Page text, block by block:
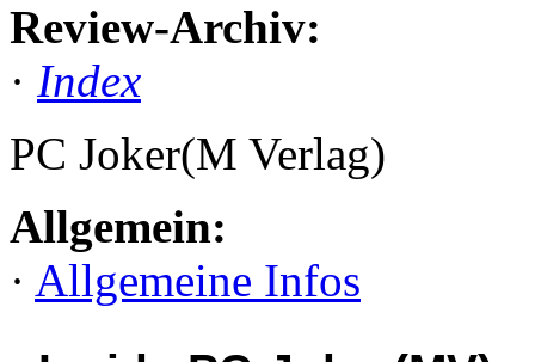
Review-Archiv:
· Index
PC Joker(M Verlag)
Allgemein:
· Allgemeine Infos